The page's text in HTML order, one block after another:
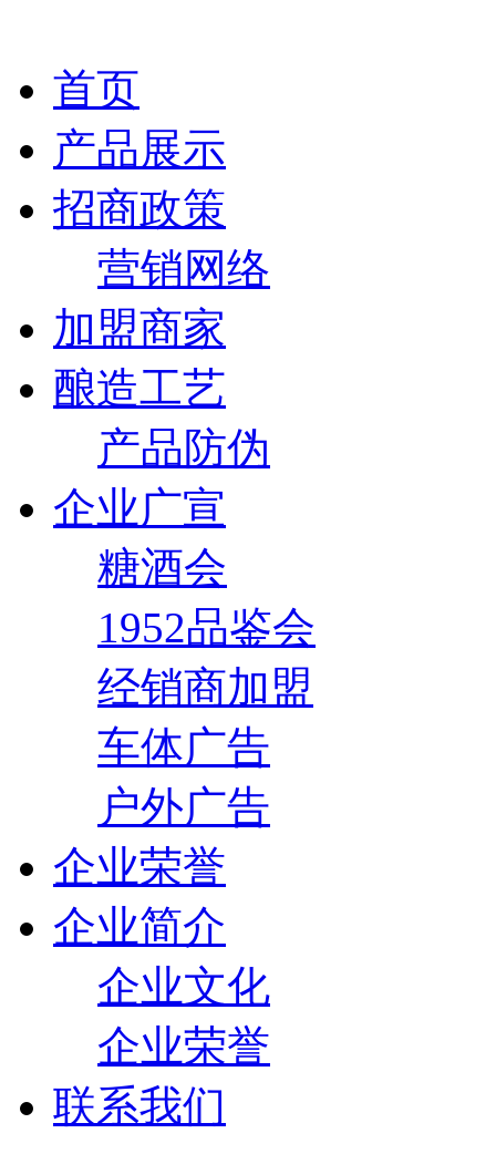
首页
产品展示
招商政策
营销网络
加盟商家
酿造工艺
产品防伪
企业广宣
糖酒会
1952品鉴会
经销商加盟
车体广告
户外广告
企业荣誉
企业简介
企业文化
企业荣誉
联系我们